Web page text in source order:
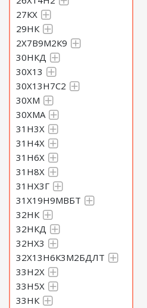
27КХ
29НК
2Х7В9М2К9
30НКД
30Х13
30Х13Н7С2
30ХМ
30ХМА
31Н3Х
31Н4Х
31Н6Х
31Н8Х
31НХ3Г
31Х19Н9МВБТ
32НК
32НКД
32НХ3
32Х13Н6К3М2БДЛТ
33Н2Х
33Н5Х
33НК